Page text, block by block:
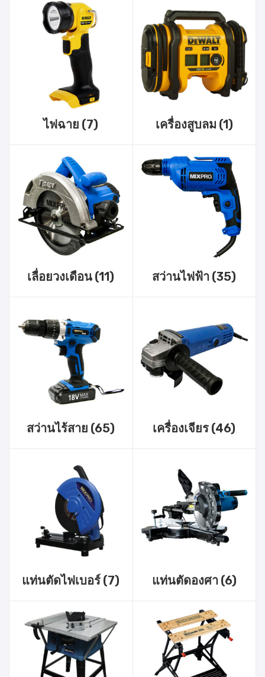
ไฟฉาย (7) เครื่องสูบลม (1)
เลื่อยวงเดือน (11) สว่านไฟฟ้า (35)
สว่านไร้สาย (65) เครื่องเจียร (46)
แท่นตัดไฟเบอร์ (7) แท่นตัดองศา (6)